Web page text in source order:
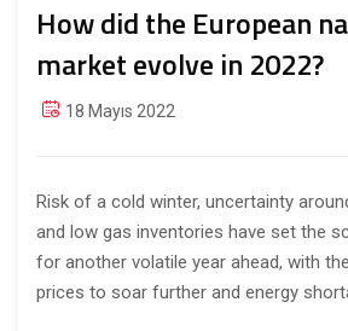
How did the European
market evolve in 2022?
18 Mayıs 2022
Risk of a cold winter, uncertainty
and low gas inventories have set the
for another volatile year ahead, with
prices to soar further and energy